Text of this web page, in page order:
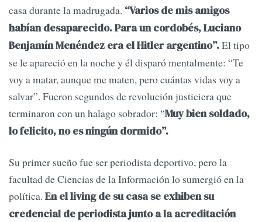
casa durante la madrugada. “Varios de mis amigos
habían desaparecido. Para un cordobés, Luciano
Benjamín Menéndez era el Hitler argentino”.El tipo
se le apareció en la noche y él disparó mentalmente: “Te
voy a matar, aunque me maten, pero cuántas vidas voy a
salvar”. Fueron segundos de revolución justiciera que
terminaron con un halago sobrador: “Muy bien soldado,
lo felicito, no es ningún dormido”.
Su primer sueño fue ser periodista deportivo, pero la
facultad de Ciencias de la Información lo sumergió en la
política. En el living de su casa se exhiben su
credencial de periodista junto a la acreditación